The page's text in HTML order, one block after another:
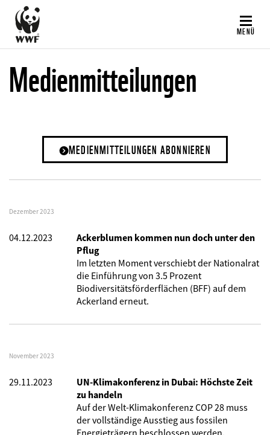
Direkt
zum
Inhalt
MENÜ
Medienmitteilungen
MEDIENMITTEILUNGEN ABONNIEREN
Dezember 2023
04.12.2023
Ackerblumen kommen nun doch unter den
Pflug
Im letzten Moment verschiebt der Nationalrat
die Einführung von 3.5 Prozent
Biodiversitätsförderflächen (BFF) auf dem
Ackerland erneut.
November 2023
29.11.2023
UN-Klimakonferenz in Dubai: Höchste Zeit
zu handeln
Auf der Welt-Klimakonferenz COP 28 muss
der vollständige Ausstieg aus fossilen
Energieträgern beschlossen werden.